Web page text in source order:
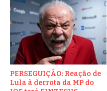
PERSEGUIÇÃO: Reação de
Lula à derrota da MP do